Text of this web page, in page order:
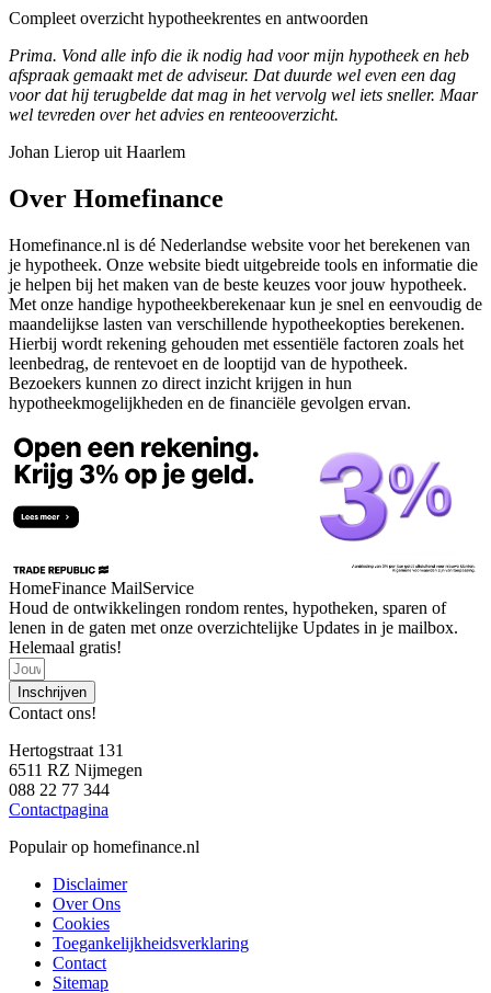
Compleet overzicht hypotheekrentes en antwoorden
Prima. Vond alle info die ik nodig had voor mijn hypotheek en heb
afspraak gemaakt met de adviseur. Dat duurde wel even een dag
voor dat hij terugbelde dat mag in het vervolg wel iets sneller. Maar
wel tevreden over het advies en renteooverzicht.
Johan Lierop uit Haarlem
Over Homefinance
Homefinance.nl is dé Nederlandse website voor het berekenen van
je hypotheek. Onze website biedt uitgebreide tools en informatie die
je helpen bij het maken van de beste keuzes voor jouw hypotheek.
Met onze handige hypotheekberekenaar kun je snel en eenvoudig de
maandelijkse lasten van verschillende hypotheekopties berekenen.
Hierbij wordt rekening gehouden met essentiële factoren zoals het
leenbedrag, de rentevoet en de looptijd van de hypotheek.
Bezoekers kunnen zo direct inzicht krijgen in hun
hypotheekmogelijkheden en de financiële gevolgen ervan.
HomeFinance MailService
Houd de ontwikkelingen rondom rentes, hypotheken, sparen of
lenen in de gaten met onze overzichtelijke Updates in je mailbox.
Helemaal gratis!
Inschrijven
Contact ons!
Hertogstraat 131
6511 RZ Nijmegen
088 22 77 344
Contactpagina
Populair op homefinance.nl
Disclaimer
Over Ons
Cookies
Toegankelijkheidsverklaring
Contact
Sitemap